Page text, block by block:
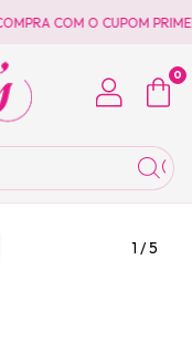
COM O CUPOM
0
1 /5